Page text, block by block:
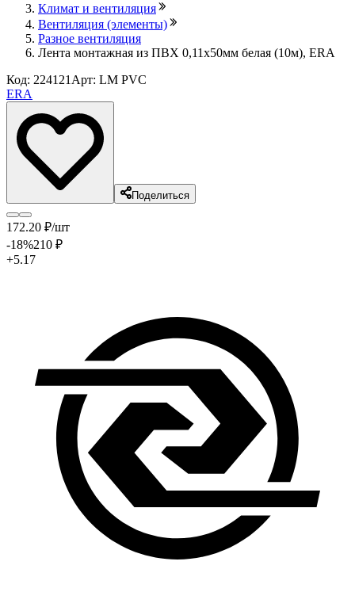
Климат и вентиляция
Вентиляция (элементы)
Разное вентиляция
Лента монтажная из ПВХ 0,11х50мм белая (10м), ERA
Код: 224121 Арт: LM PVC
ERA
Поделиться
172.20 ₽/шт
-18%210 ₽
+5.17